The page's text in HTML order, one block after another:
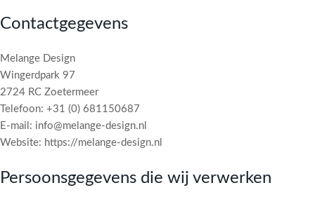
Contactgegevens
Melange Design
Wingerdpark 97
2724 RC Zoetermeer
Telefoon: +31 (0) 681150687
E-mail: info@melange-design.nl
Website: https://melange-design.nl
Persoonsgegevens die wij verwerken